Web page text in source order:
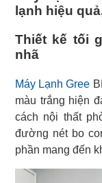
lạnh hiệu
Thiết kế tối
nhã
Máy Lạnh Gree
màu trắng hiện
cách nội thất
đường nét bo
phần mang đến